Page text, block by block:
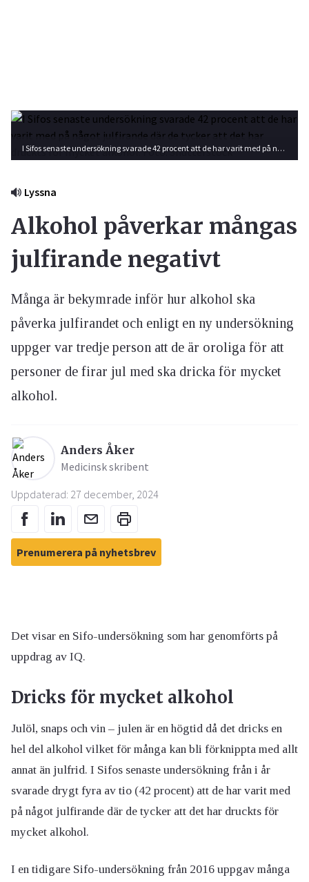
I Sifos senaste undersökning svarade 42 procent att de har varit med på något julfirande där de tycker att det har druckts för mycket alkohol. Foto: Shutterstock
Lyssna
Alkohol påverkar mångas
julfirande negativt
Många är bekymrade inför hur alkohol ska
påverka julfirandet och enligt en ny undersökning
uppger var tredje person att de är oroliga för att
personer de firar jul med ska dricka för mycket
alkohol.
Anders Åker
Medicinsk skribent
Uppdaterad: 27 december, 2024
Prenumerera på nyhetsbrev
Det visar en Sifo-undersökning som har genomförts på
uppdrag av IQ.
Dricks för mycket alkohol
Julöl, snaps och vin – julen är en högtid då det dricks en
hel del alkohol vilket för många kan bli förknippta med allt
annat än julfrid. I Sifos senaste undersökning från i år
svarade drygt fyra av tio (42 procent) att de har varit med
på något julfirande där de tycker att det har druckts för
mycket alkohol.
I en tidigare Sifo-undersökning från 2016 uppgav många